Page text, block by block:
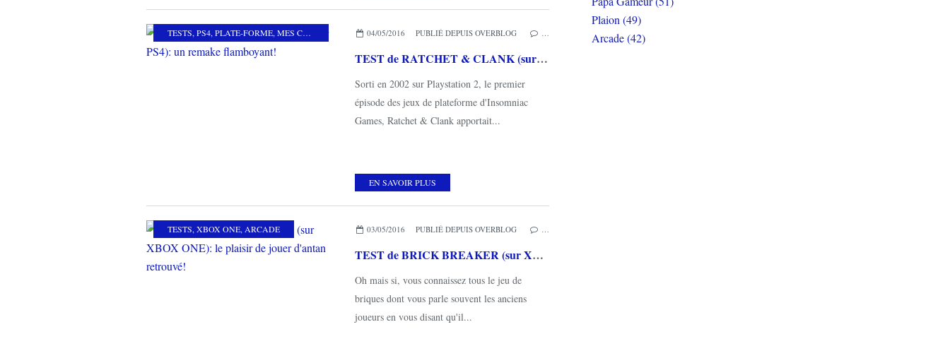
TESTS, PS4, PLATE-FORME, MES COUPS DE COEUR 04/05/2016 PUBLIÉ DEPUIS OVERBLOG
TEST de RATCHET & CLANK (sur PS4): un remake flamboyant!
Sorti en 2002 sur Playstation 2, le premier
épisode des jeux de plateforme d'Insomniac
Games, Ratchet & Clank apportait...
EN SAVOIR PLUS
TESTS, XBOX ONE, ARCADE 03/05/2016 PUBLIÉ DEPUIS OVERBLOG
TEST de BRICK BREAKER (sur XBOX ONE): le plaisir de jouer d'antan retrouvé!
Oh mais si, vous connaissez tous le jeu de
briques dont vous parle souvent les anciens
joueurs en vous disant qu'il...
Plaion (49)
Arcade (42)